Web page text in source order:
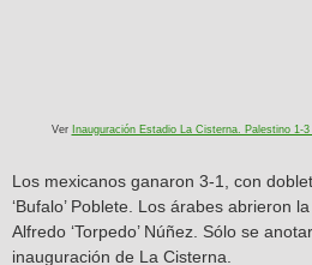
Ver Inauguración Estadio La Cisterna. Palestino 1-
Los mexicanos ganaron 3-1, con
‘Bufalo’ Poblete. Los árabes abrieron
Alfredo ‘Torpedo’ Núñez. Sólo se
inauguración de La Cisterna.